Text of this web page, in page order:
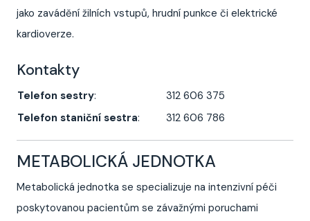
jako zavádění žilních vstupů, hrudní punkce či elektrické
kardioverze.
Kontakty
Telefon sestry:
312 606 375
Telefon staniční sestra: 312 606 786
METABOLICKÁ JEDNOTKA
Metabolická jednotka se specializuje na intenzivní péči
poskytovanou pacientům se závažnými poruchami